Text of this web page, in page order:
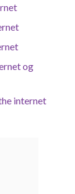
og
internet